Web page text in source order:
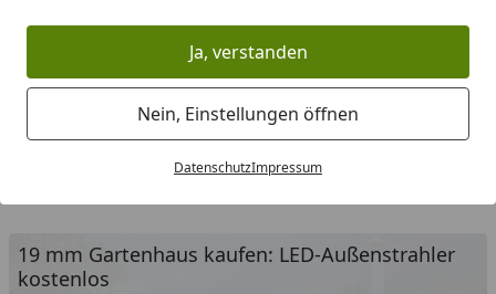
Ja, verstanden
Nein, Einstellungen öffnen
DatenschutzImpressum
19 mm Gartenhaus kaufen: LED-Außenstrahler
kostenlos